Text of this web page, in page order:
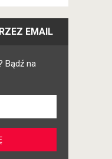
EMAIL
Bądź na